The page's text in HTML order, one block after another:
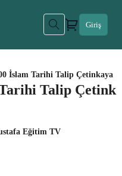
Giriş
İslam Tarihi Talip Çetinkaya
Talip Çetink
Eğitim TV